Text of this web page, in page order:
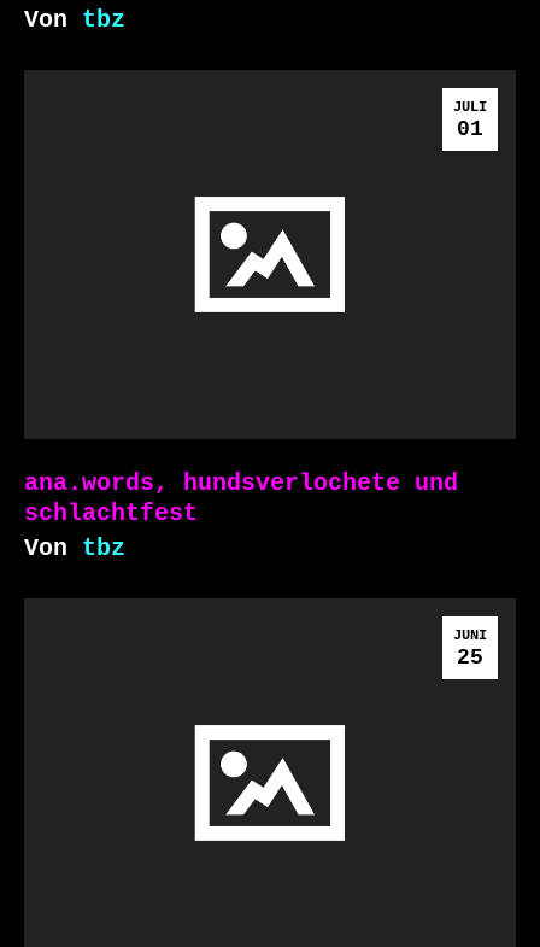
Von tbz
JULI
01
ana.words, hundsverlochete und
schlachtfest
Von tbz
JUNI
25